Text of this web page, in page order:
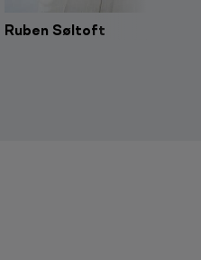
Ruben Søltoft